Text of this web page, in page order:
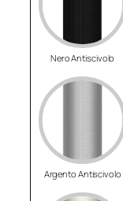
Nero Antiscivolo
Argento Antiscivolo